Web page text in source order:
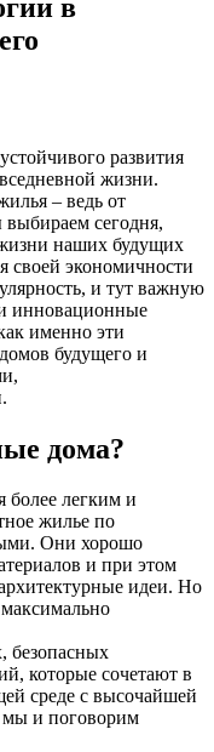
в
развития
жизни.
– ведь от
сегодня,
жизни наших будущих
своей экономичности
и тут важную
инновационные
именно эти
будущего и
дома?
более легким и
жилье по
Они хорошо
и при этом
идеи. Но
максимально
безопасных
которые сочетают в
среде с высочайшей
и поговорим